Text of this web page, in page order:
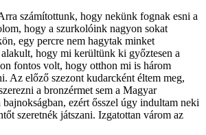
számítottunk, hogy nekünk fognak esni a
hogy a szurkolóink nagyon sokat
egy percre nem hagytak minket
hogy mi kerültünk ki győztesen a
fontos volt, hogy otthon mi is három
Az előző szezont kudarcként éltem meg,
a bronzérmet sem a Magyar
ezért ősszel úgy indultam neki
szeretnék játszani. Izgatottan várom az